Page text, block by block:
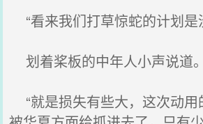
“看来我们打草惊蛇的计划是
划着桨板的中年人小声说道。
“就是损失有些大，这次动用